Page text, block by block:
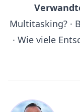
Multitasking?·
· Wie viele